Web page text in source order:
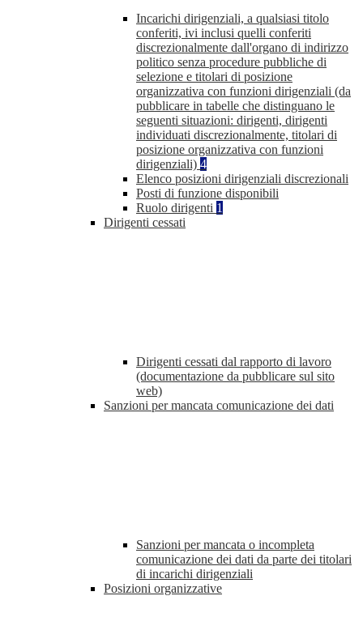
Incarichi dirigenziali, a qualsiasi titolo
conferiti, ivi inclusi quelli conferiti
discrezionalmente dall'organo di indirizzo
politico senza procedure pubbliche di
selezione e titolari di posizione
organizzativa con funzioni dirigenziali (da
pubblicare in tabelle che distinguano le
seguenti situazioni: dirigenti, dirigenti
individuati discrezionalmente, titolari di
posizione organizzativa con funzioni
dirigenziali) 4
Elenco posizioni dirigenziali discrezionali
Posti di funzione disponibili
Ruolo dirigenti 1
Dirigenti cessati
Dirigenti cessati dal rapporto di lavoro
(documentazione da pubblicare sul sito
web)
Sanzioni per mancata comunicazione dei dati
Sanzioni per mancata o incompleta
comunicazione dei dati da parte dei titolari
di incarichi dirigenziali
Posizioni organizzative